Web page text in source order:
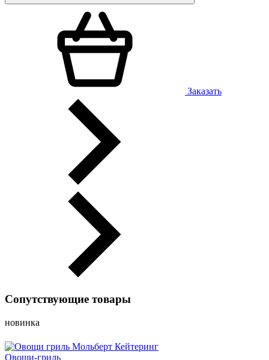
Заказать
Сопутствующие товары
новинка
Овощи-гриль